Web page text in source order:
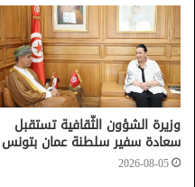
وزيرة الشؤون الثّقافية تستقبل
سعادة سفير سلطنة عمان بتونس
2026-08-05